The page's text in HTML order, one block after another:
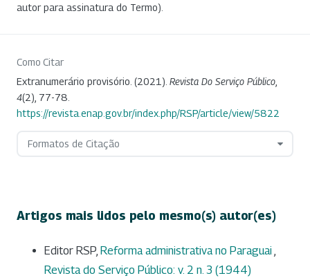
autor para assinatura do Termo).
Como Citar
Extranumerário provisório. (2021). Revista Do Serviço Público
4(2), 77-78.
https://revista.enap.gov.br/index.php/RSP/article/view/5822
Formatos de Citação
Artigos mais lidos pelo mesmo(s) autor(es)
Editor RSP, Reforma administrativa no Paraguai,
Revista do Serviço Público: v. 2 n. 3 (1944)